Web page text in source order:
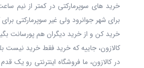
خرید های سوپرمارکتی در کمتر از نیم
برای شهر جوانرود ولی غیر سوپرمارکتی
خرید کن و از خرید دیگران هم پورسانت
کالازون، جاییه که خرید فقط خرید نیست
در کالازون، ما فروشگاه اینترنتی رو یک